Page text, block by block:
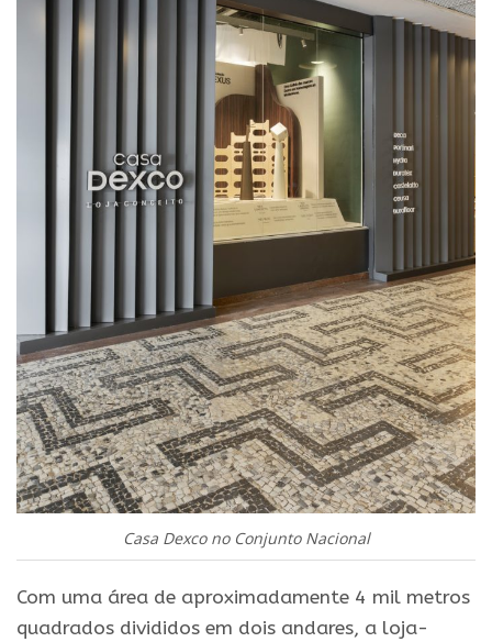
Casa Dexco no Conjunto Nacional
Com uma área de aproximadamente 4 mil metros
quadrados divididos em dois andares, a loja-